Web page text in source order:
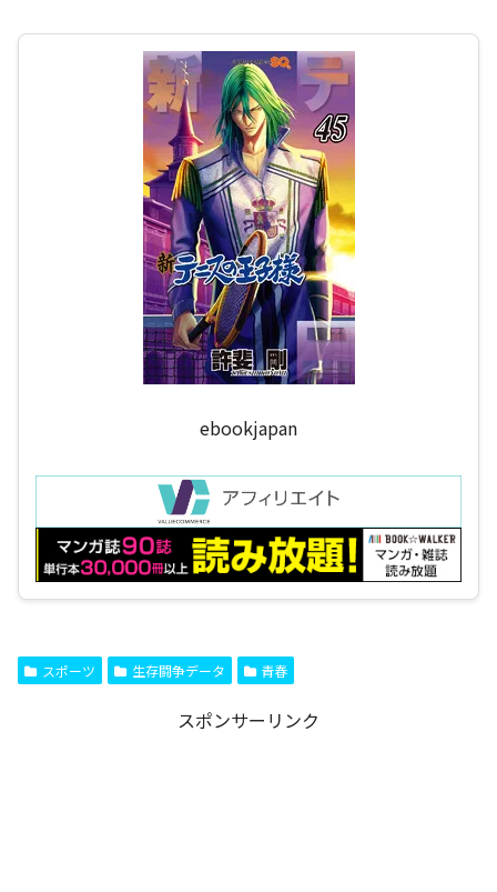
ebookjapan
スポーツ 生存闘争データ 青春
スポンサーリンク